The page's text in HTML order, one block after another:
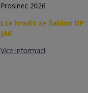
Prosinec 2026
Lze hradit ze Šablon OP
JAK
Více informací